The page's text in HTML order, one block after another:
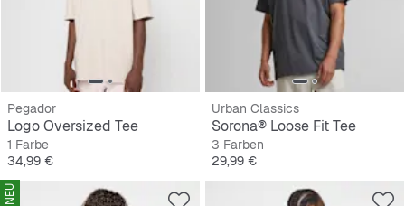
Pegador
Logo Oversized Tee
1 Farbe
Preis
34,99 €
Urban Classics
Sorona® Loose Fit Tee
3 Farben
Preis
29,99 €
NEU